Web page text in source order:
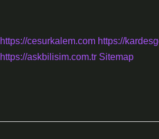
https://cesurkalem.com https://
https://askbilisim.com.tr Sitemap